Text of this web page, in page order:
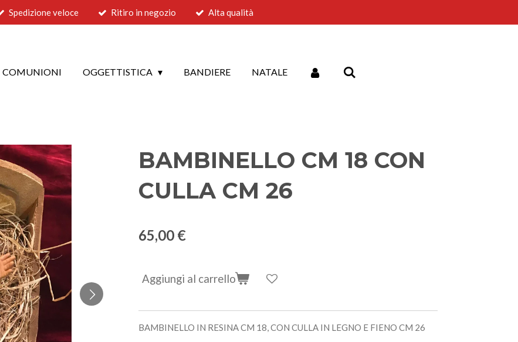
Spedizione veloce Ritiro in negozio Alta qualità
COMUNIONI OGGETTISTICA BANDIERE NATALE
BAMBINELLO CM 18 CON
CULLA CM 26
65,00 €
Aggiungi al carrello
BAMBINELLO IN RESINA CM 18, CON CULLA IN LEGNO E FIENO CM 26